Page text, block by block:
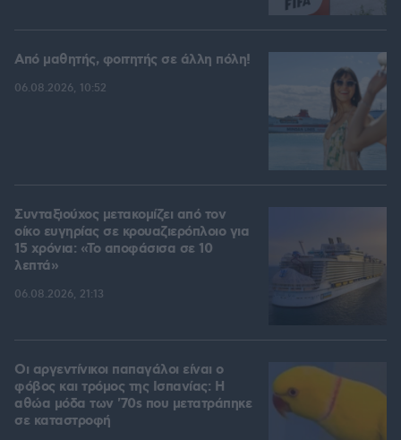
Από μαθητής, φοιτητής σε άλλη πόλη!
06.08.2026, 10:52
Συνταξιούχος μετακομίζει από τον
οίκο ευγηρίας σε κρουαζιερόπλοιο για
15 χρόνια: «Το αποφάσισα σε 10
λεπτά»
06.08.2026, 21:13
Οι αργεντίνικοι παπαγάλοι είναι ο
φόβος και τρόμος της Ισπανίας: Η
αθώα μόδα των '70s που μετατράπηκε
σε καταστροφή